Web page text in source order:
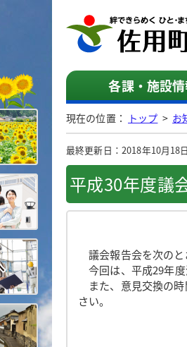
総合トップ
事業者の方へ
各課・施設
現在の位置： トップ > お
最終更新日：2018年10月
平成30年度議
議会報告会を次のと
今回は、平成29年度
また、意見交換の時
さい。